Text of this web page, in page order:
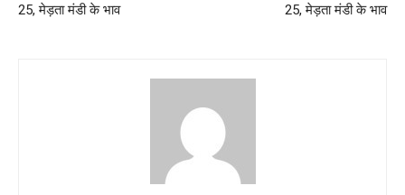
25, मेड़ता मंडी के भाव
25, मेड़ता मंडी के भाव